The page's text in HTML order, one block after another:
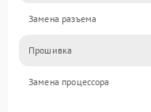
Замена разъема
Прошивка
Замена процессора